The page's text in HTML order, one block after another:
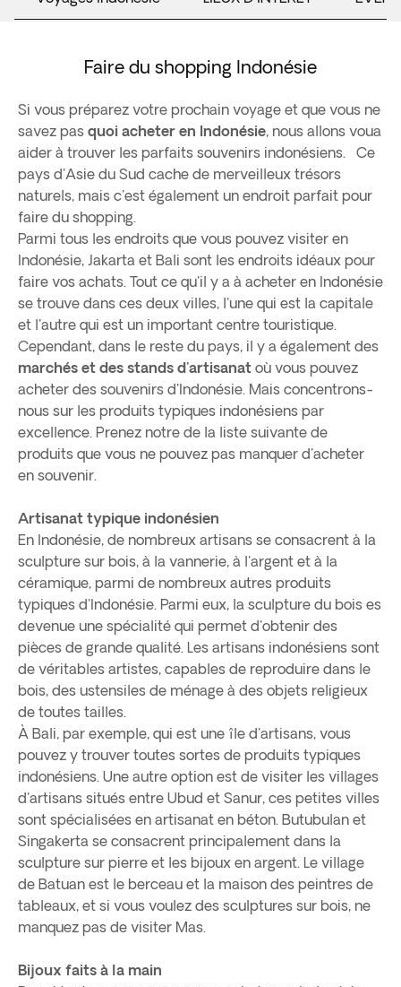
Faire du shopping Indonésie
Si vous préparez votre prochain voyage et que vous ne
savez pas quoi acheter en Indonésie, nous allons voua
aider à trouver les parfaits souvenirs indonésiens. Ce
pays d'Asie du Sud cache de merveilleux trésors
naturels, mais c'est également un endroit parfait pour
faire du shopping.
Parmi tous les endroits que vous pouvez visiter en
Indonésie, Jakarta et Bali sont les endroits idéaux pour
faire vos achats. Tout ce qu'il y a à acheter en Indonésie
se trouve dans ces deux villes, l'une qui est la capitale
et l'autre qui est un important centre touristique.
Cependant, dans le reste du pays, il y a également des
marchés et des stands d'artisanat où vous pouvez
acheter des souvenirs d'Indonésie. Mais concentrons-
nous sur les produits typiques indonésiens par
excellence. Prenez notre de la liste suivante de
produits que vous ne pouvez pas manquer d'acheter
en souvenir.
Artisanat typique indonésien
En Indonésie, de nombreux artisans se consacrent à la
sculpture sur bois, à la vannerie, à l'argent et à la
céramique, parmi de nombreux autres produits
typiques d'Indonésie. Parmi eux, la sculpture du bois es
devenue une spécialité qui permet d'obtenir des
pièces de grande qualité. Les artisans indonésiens sont
de véritables artistes, capables de reproduire dans le
bois, des ustensiles de ménage à des objets religieux
de toutes tailles.
À Bali, par exemple, qui est une île d'artisans, vous
pouvez y trouver toutes sortes de produits typiques
indonésiens. Une autre option est de visiter les villages
d'artisans situés entre Ubud et Sanur, ces petites villes
sont spécialisées en artisanat en béton. Butubulan et
Singakerta se consacrent principalement dans la
sculpture sur pierre et les bijoux en argent. Le village
de Batuan est le berceau et la maison des peintres de
tableaux, et si vous voulez des sculptures sur bois, ne
manquez pas de visiter Mas.
Bijoux faits à la main